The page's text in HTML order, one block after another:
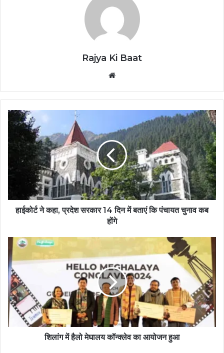
Rajya Ki Baat
हाईकोर्ट ने कहा, प्रदेश सरकार 14 दिन में बताएं कि पंचायत चुनाव कब
होंगे
शिलांग में हैलो मेघालय कॉन्क्लेव का आयोजन हुआ